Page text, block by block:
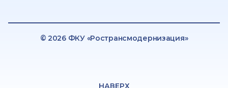
© 2026 ФКУ «Ространсмодернизация»
НАВЕРХ